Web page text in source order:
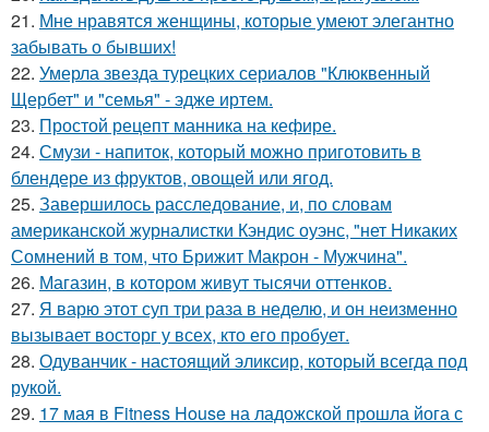
21. Мне нравятся женщины, которые умеют элегантно
забывать о бывших!
22. Умерла звезда турецких сериалов "Клюквенный
Щербет" и "семья" - эдже иртем.
23. Простой рецепт манника на кефире.
24. Смузи - напиток, который можно приготовить в
блендере из фруктов, овощей или ягод.
25. Завершилось расследование, и, по словам
американской журналистки Кэндис оуэнс, "нет Никаких
Сомнений в том, что Брижит Макрон - Мужчина".
26. Магазин, в котором живут тысячи оттенков.
27. Я варю этот суп три раза в неделю, и он неизменно
вызывает восторг у всех, кто его пробует.
28. Одуванчик - настоящий эликсир, который всегда под
рукой.
29. 17 мая в Fitness House на ладожской прошла йога с